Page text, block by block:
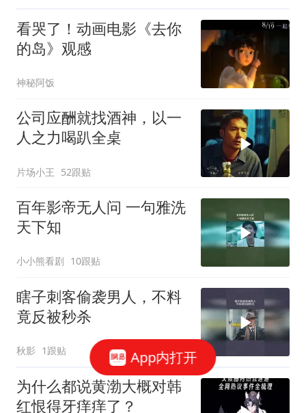
看哭了！动画电影《去你
的岛》观感
神秘阿饭
公司应酬就找酒神，以一
人之力喝趴全桌
片场小王 52跟贴
百年影帝无人问 一句雅洗
天下知
小小熊看剧 10跟贴
瞎子刺客偷袭男人，不料
竟反被秒杀
秋影 1跟贴
为什么都说黄渤大概对韩
红恨得牙痒痒了？
App内打开